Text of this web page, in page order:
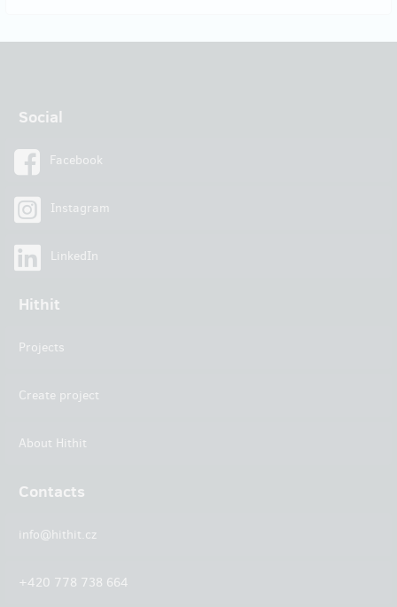
Social
Facebook
Instagram
LinkedIn
Hithit
Projects
Create project
About Hithit
Contacts
info@hithit.cz
+420 778 738 664